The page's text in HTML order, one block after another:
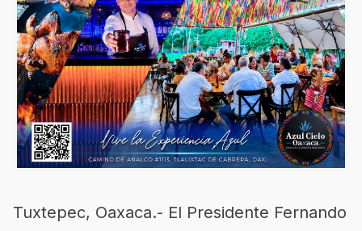
Tuxtepec, Oaxaca.- El Presidente Fernando